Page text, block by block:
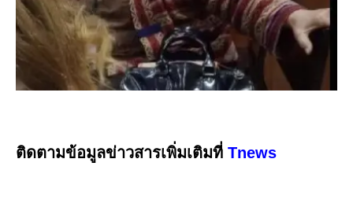
ติดตามข้อมูลข่าวสารเพิ่มเติมที่ Tnews